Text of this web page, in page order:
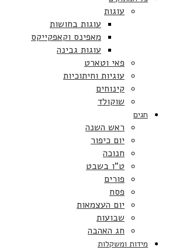
עוגות
עוגות בחושות
מאפינס וקאפקייקס
עוגות גבינה
פאי וטארט
עוגיות וחיתוכיות
קינוחים
שוקולד
חגים
ראש השנה
יום כיפור
חנוכה
ט”ו בשבט
פורים
פסח
יום העצמאות
שבועות
חג האהבה
מידות ומשקלות